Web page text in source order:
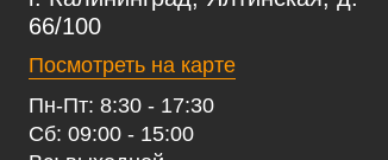
66/100
Посмотреть на карте
Пн-Пт: 8:30 - 17:30
Сб: 09:00 - 15:00